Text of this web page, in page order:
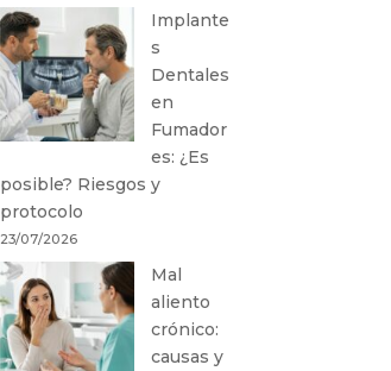
Implante
s
Dentales
en
Fumador
es: ¿Es
posible? Riesgos y
protocolo
23/07/2026
Mal
aliento
crónico:
causas y